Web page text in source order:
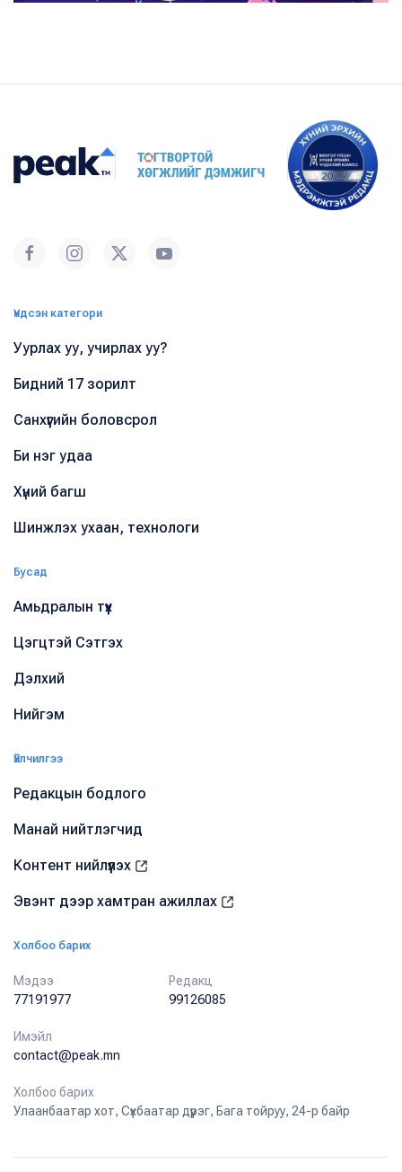
Үндсэн категори
Уурлах уу, учирлах уу?
Бидний 17 зорилт
Санхүүгийн боловсрол
Би нэг удаа
Хүний багш
Шинжлэх ухаан, технологи
Бусад
Амьдралын түүх
Цэгцтэй Сэтгэх
Дэлхий
Нийгэм
Үйлчилгээ
Редакцын бодлого
Манай нийтлэгчид
Контент нийлүүлэх
Эвэнт дээр хамтран ажиллах
Холбоо барих
Мэдээ
77191977
Редакц
99126085
Имэйл
contact@peak.mn
Холбоо барих
Улаанбаатар хот, Сүхбаатар дүүрэг, Бага тойруу, 24-р байр